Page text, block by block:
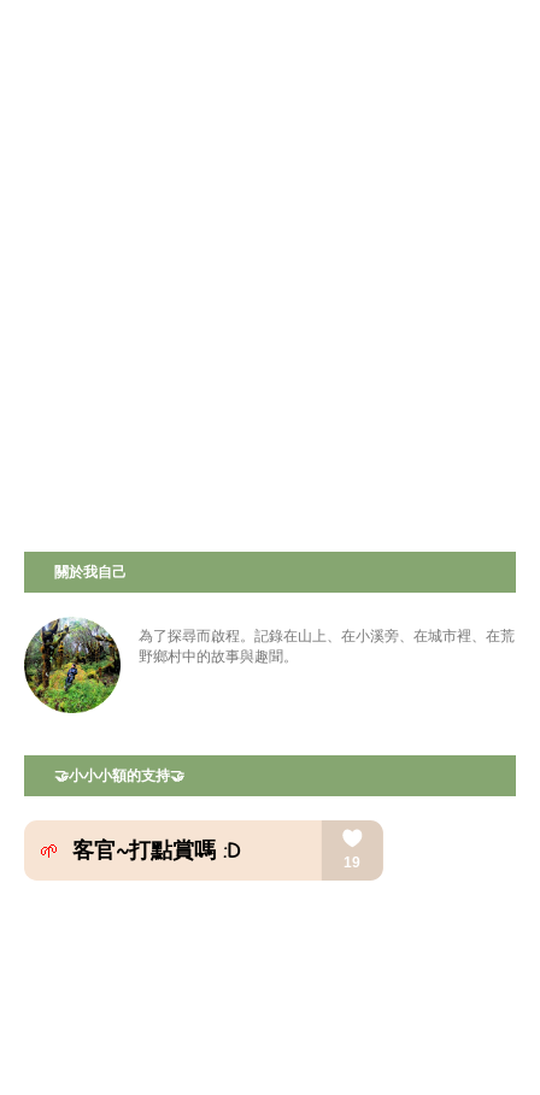
關於我自己
為了探尋而啟程。記錄在山上、在小溪旁、在城市裡、在荒
野鄉村中的故事與趣聞。
🤝小小小額的支持🤝